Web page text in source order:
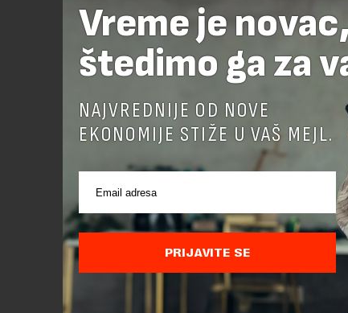
OSTAVITE ODGOVOR
Pre slanja komentara, molimo vas da se upoznate
Sajt je zaštićen pomocu reCaptcha i Google.
Vreme je
štedimo ga za
NAJVREDNIJE OD NOVE
EKONOMIJE STIŽE U VAŠ MEJL.
PRIJAVITE SE